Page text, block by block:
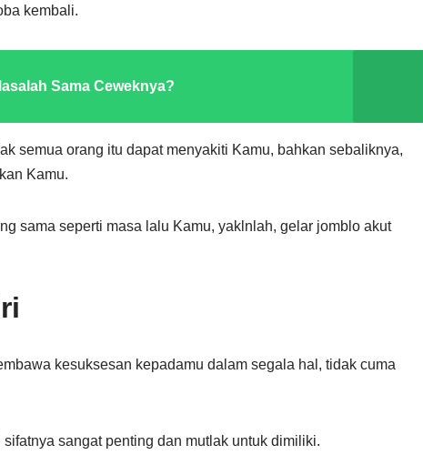
kembali.
Sama Ceweknya?
semua orang itu dapat menyakiti Kamu, bahkan sebaliknya,
Kamu.
sama seperti masa lalu Kamu, yaklnlah, gelar jomblo akut
kesuksesan kepadamu dalam segala hal, tidak cuma
sangat penting dan mutlak untuk dimiliki.